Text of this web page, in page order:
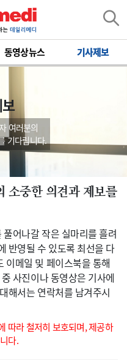
동영상뉴스 기사제보
여러분의
기다립니다.
소중한 의견과 제보를
어나갈 작은 실마리를 흘려
반영될 수 있도록 최선을 다
이메일 및 페이스북을 통해
사진이나 동영상은 기사에
해서는 연락처를 남겨주시
따라 철저히 보호되며, 제공하
다.